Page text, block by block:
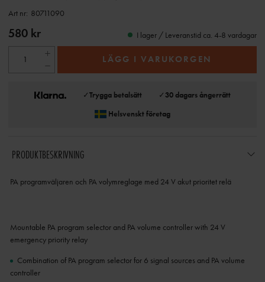
Art nr: 80711090
580 kr I lager / Leveranstid ca. 4-8 vardagar
LÄGG I VARUKORGEN
✓Trygga betalsätt ✓30 dagars ångerrätt
Helsvenskt företag
PRODUKTBESKRIVNING
PA programväljaren och PA volymreglage med 24 V akut prioritet relä
Mountable PA program selector and PA volume controller with 24 V
emergency priority relay
Combination of PA program selector for 6 signal sources and PA volume
controller